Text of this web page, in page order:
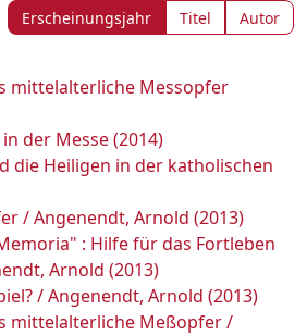
Erscheinungsjahr Titel Autor
mittelalterliche Messopfer
der Messe (2014)
die Heiligen in der katholischen
/ Angenendt, Arnold (2013)
: Hilfe für das Fortleben
Arnold (2013)
/ Angenendt, Arnold (2013)
mittelalterliche Meßopfer /